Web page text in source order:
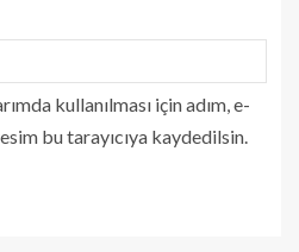
kullanılması için adım, e-
bu tarayıcıya kaydedilsin.